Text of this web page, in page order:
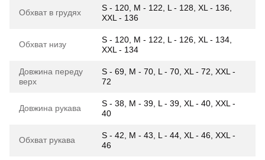
Обхват в грудях
S - 120, M - 122, L - 128, XL - 136,
XXL - 136
Обхват низу
S - 120, M - 122, L - 126, XL - 134,
XXL - 134
Довжина переду
верх
S - 69, M - 70, L - 70, XL - 72, XXL -
72
Довжина рукава
S - 38, M - 39, L - 39, XL - 40, XXL -
40
Обхват рукава
S - 42, M - 43, L - 44, XL - 46, XXL -
46